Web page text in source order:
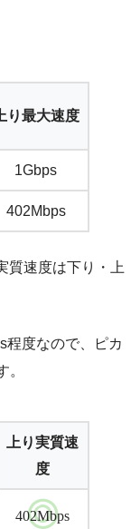
上り最大速度
1Gbps
402Mbps
質速度は下り・上
程度なので、ピカ
。
上り実質速
度
402Mbps